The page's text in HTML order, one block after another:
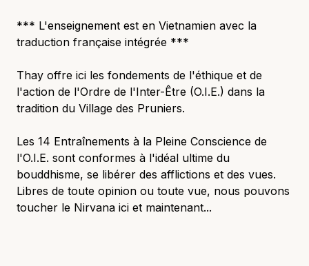
*** L'enseignement est en Vietnamien avec la
traduction française intégrée ***
Thay offre ici les fondements de l'éthique et de
l'action de l'Ordre de l'Inter-Être (O.I.E.) dans la
tradition du Village des Pruniers.
Les 14 Entraînements à la Pleine Conscience de
l'O.I.E. sont conformes à l'idéal ultime du
bouddhisme, se libérer des afflictions et des vues.
Libres de toute opinion ou toute vue, nous pouvons
toucher le Nirvana ici et maintenant...